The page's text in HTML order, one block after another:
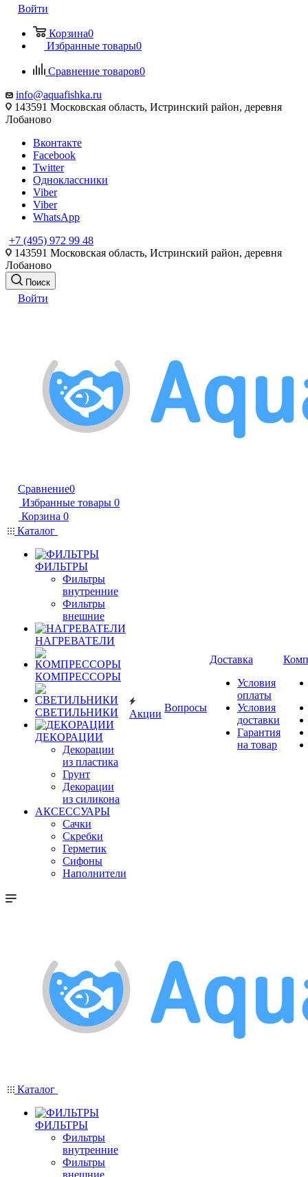
Войти
Корзина0
Избранные товары0
Сравнение товаров0
info@aquafishka.ru
143591 Московская область, Истринский район, деревня
Лобаново
Вконтакте
Facebook
Twitter
Одноклассники
Viber
Viber
WhatsApp
+7 (495) 972 99 48
143591 Московская область, Истринский район, деревня
Лобаново
Поиск
Войти
Сравнение0
Избранные товары 0
Корзина 0
Каталог
ФИЛЬТРЫ
Фильтры
внутренние
Фильтры
внешние
НАГРЕВАТЕЛИ
КОМПРЕССОРЫ
СВЕТИЛЬНИКИ
ДЕКОРАЦИИ
Декорации
из пластика
Грунт
Декорации
из силикона
АКСЕССУАРЫ
Сачки
Скребки
Герметик
Сифоны
Наполнители
Акции
Вопросы
Доставка
Условия
оплаты
Условия
доставки
Гарантия
на товар
Каталог
ФИЛЬТРЫ
Фильтры
внутренние
Фильтры
внешние